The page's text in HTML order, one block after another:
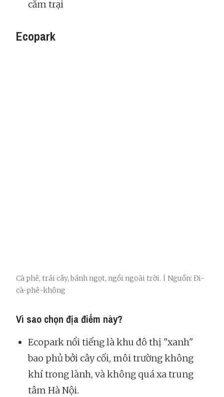
cắm trại
Ecopark
Cà phê, trái cây, bánh ngọt, ngồi ngoài trời. | Nguồn: Đi-
cà-phê-không
Vì sao chọn địa điểm này?
Ecopark nổi tiếng là khu đô thị "xanh"
bao phủ bởi cây cối, môi trường không
khí trong lành, và không quá xa trung
tâm Hà Nội.